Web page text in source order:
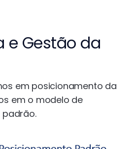
e Gestão da
em posicionamento da
em o modelo de